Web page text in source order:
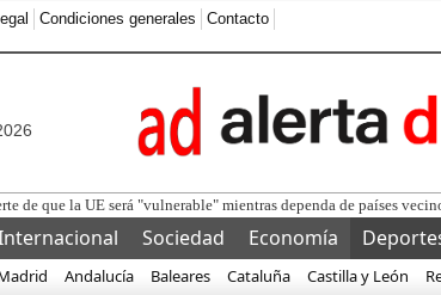
Condiciones generales Contacto
Sociedad Economía
Andalucía Baleares Cataluña Castilla y León